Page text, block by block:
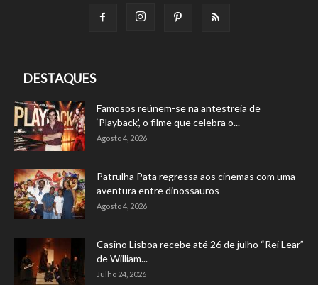
DESTAQUES
Famosos reúnem-se na antestreia de
‘Playback’, o filme que celebra o...
Agosto 4, 2026
Patrulha Pata regressa aos cinemas com uma
aventura entre dinossauros
Agosto 4, 2026
Casino Lisboa recebe até 26 de julho “Rei Lear”
de William...
Julho 24, 2026